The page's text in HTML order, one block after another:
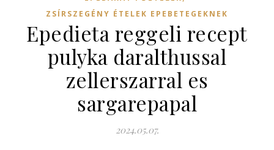
ZSÍRSZEGÉNY ÉTELEK EPEBETEGEKNEK
Epedieta reggeli recept
pulyka daralthussal
zellerszarral es
sargarepapal
2024.05.07.